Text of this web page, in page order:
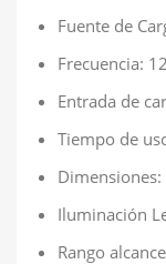
Fuente de
Frecuencia:
Entrada de
Tiempo de
Iluminación
Rango